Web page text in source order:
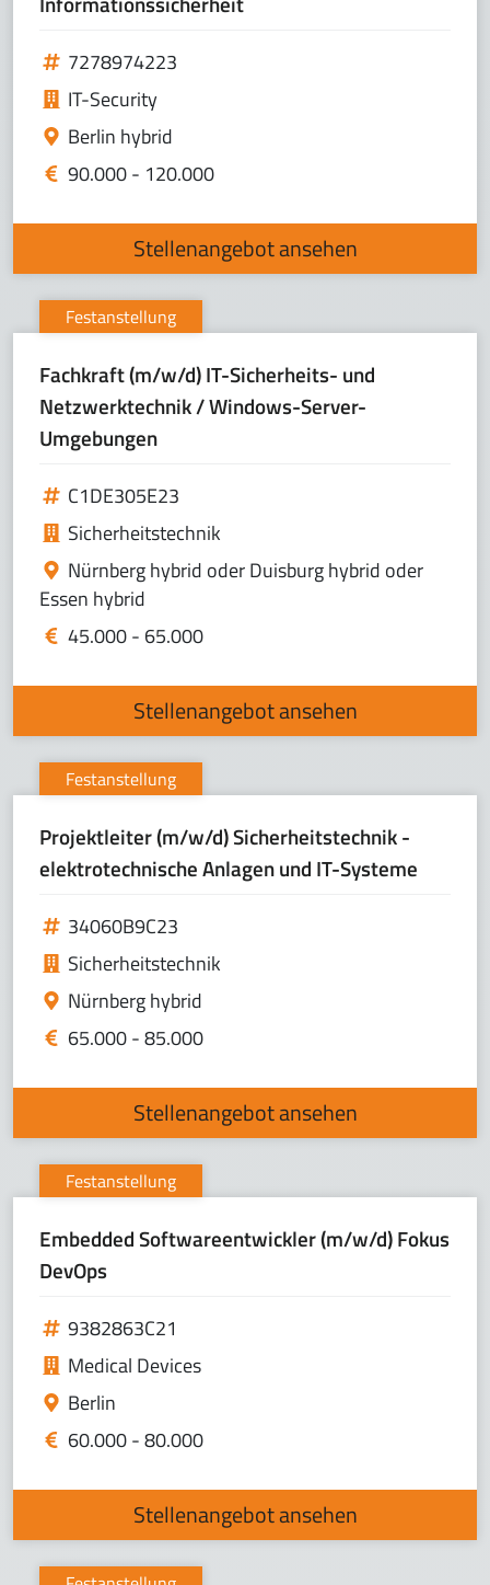
7278974223
IT-Security
Berlin hybrid
90.000 - 120.000
Stellenangebot ansehen
Festanstellung
Fachkraft (m/w/d) IT-Sicherheits- und
Netzwerktechnik / Windows-Server-
Umgebungen
C1DE305E23
Sicherheitstechnik
Nürnberg hybrid oder Duisburg hybrid oder
Essen hybrid
45.000 - 65.000
Stellenangebot ansehen
Festanstellung
Projektleiter (m/w/d) Sicherheitstechnik -
elektrotechnische Anlagen und IT-Systeme
34060B9C23
Sicherheitstechnik
Nürnberg hybrid
65.000 - 85.000
Stellenangebot ansehen
Festanstellung
Embedded Softwareentwickler (m/w/d) Fokus
DevOps
9382863C21
Medical Devices
Berlin
60.000 - 80.000
Stellenangebot ansehen